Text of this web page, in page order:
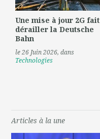
Une mise à jour 2G fait
dérailler la Deutsche
Bahn
le 26 Juin 2026, dans
Technologies
Articles à la une